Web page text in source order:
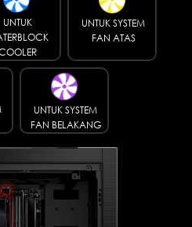
UNTUK
UNTUK SYSTEM
FAN ATAS
UNTUK SYSTEM
FAN BELAKANG